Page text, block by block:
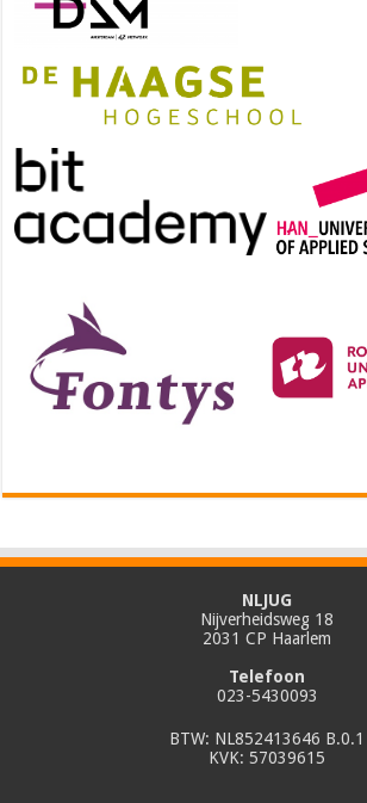
NLJUG
Nijverheidsweg 18
2031 CP Haarlem
Telefoon
023-5430093
BTW: NL852413646 B.0.1
KVK: 57039615